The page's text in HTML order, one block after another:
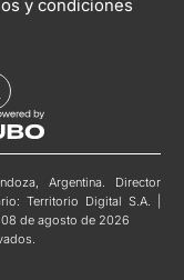
y condiciones
Argentina. Director
Territorio Digital S.A. |
08 de agosto de 2026